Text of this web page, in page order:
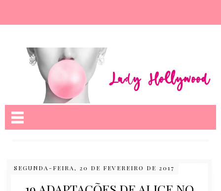
SEGUNDA-FEIRA, 20 DE FEVEREIRO DE 2017